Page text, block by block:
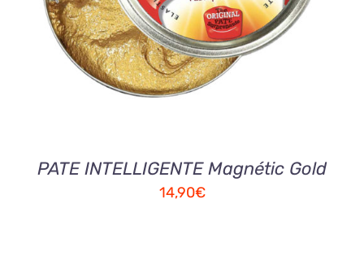
PATE INTELLIGENTE Magnétic Gold
14,90€